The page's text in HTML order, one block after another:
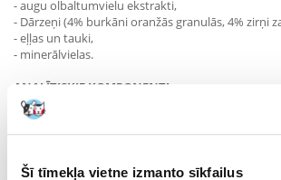
Šī tīmekļa vietne izmanto sīkfailus
- augu olbaltumvielu ekstrakti,
- Dārzeņi (4% burkāni oranžās granulās, 4% zirņi
- eļļas un tauki,
- minerālvielas.
ANALĪTISKIE KOMPONENTI
- olbaltumvielas 28%
- tauku saturs 9%.
- neorganiskās vielas 9%